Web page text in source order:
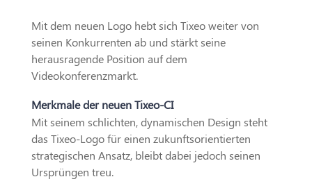
Mit dem neuen Logo hebt sich Tixeo weiter von
seinen Konkurrenten ab und stärkt seine
herausragende Position auf dem
Videokonferenzmarkt.
Merkmale der neuen Tixeo-CI
Mit seinem schlichten, dynamischen Design steht
das Tixeo-Logo für einen zukunftsorientierten
strategischen Ansatz, bleibt dabei jedoch seinen
Ursprüngen treu.